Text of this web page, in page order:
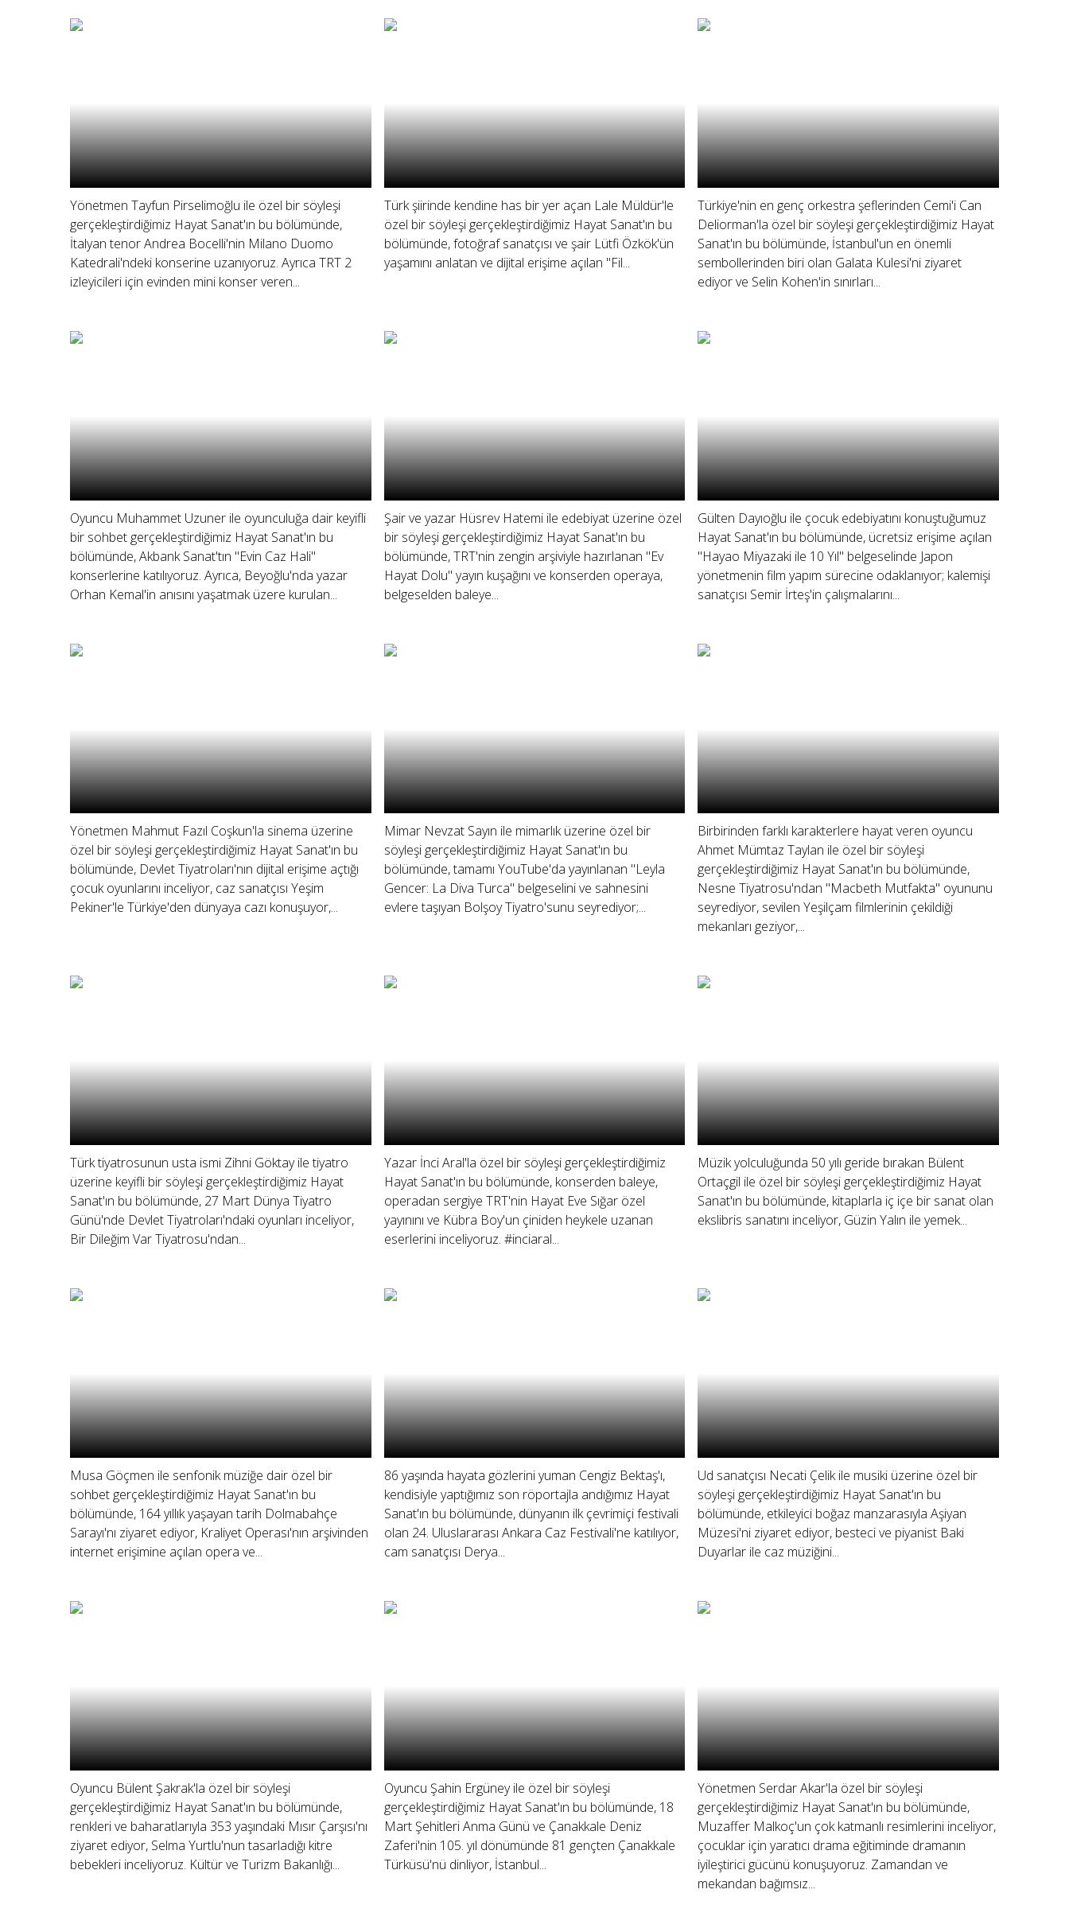
Yönetmen Tayfun Pirselimoğlu ile özel bir söyleşi
gerçekleştirdiğimiz Hayat Sanat'ın bu bölümünde,
İtalyan tenor Andrea Bocelli'nin Milano Duomo
Katedrali'ndeki konserine uzanıyoruz. Ayrıca TRT 2
izleyicileri için evinden mini konser veren...
Türk şiirinde kendine has bir yer açan Lale Müldür'le
özel bir söyleşi gerçekleştirdiğimiz Hayat Sanat'ın bu
bölümünde, fotoğraf sanatçısı ve şair Lütfi Özkök'ün
yaşamını anlatan ve dijital erişime açılan "Fil...
Türkiye'nin en genç orkestra şeflerinden Cemi'i Can
Deliorman'la özel bir söyleşi gerçekleştirdiğimiz Hayat
Sanat'ın bu bölümünde, İstanbul'un en önemli
sembollerinden biri olan Galata Kulesi'ni ziyaret
ediyor ve Selin Kohen'in sınırları...
Oyuncu Muhammet Uzuner ile oyunculuğa dair keyifli
bir sohbet gerçekleştirdiğimiz Hayat Sanat'ın bu
bölümünde, Akbank Sanat'tın "Evin Caz Hali"
konserlerine katılıyoruz. Ayrıca, Beyoğlu'nda yazar
Orhan Kemal'in anısını yaşatmak üzere kurulan...
Şair ve yazar Hüsrev Hatemi ile edebiyat üzerine özel
bir söyleşi gerçekleştirdiğimiz Hayat Sanat'ın bu
bölümünde, TRT'nin zengin arşiviyle hazırlanan "Ev
Hayat Dolu" yayın kuşağını ve konserden operaya,
belgeselden baleye...
Gülten Dayıoğlu ile çocuk edebiyatını konuştuğumuz
Hayat Sanat'ın bu bölümünde, ücretsiz erişime açılan
"Hayao Miyazaki ile 10 Yıl" belgeselinde Japon
yönetmenin film yapım sürecine odaklanıyor; kalemişi
sanatçısı Semir İrteş'in çalışmalarını...
Yönetmen Mahmut Fazıl Coşkun'la sinema üzerine
özel bir söyleşi gerçekleştirdiğimiz Hayat Sanat'ın bu
bölümünde, Devlet Tiyatroları'nın dijital erişime açtığı
çocuk oyunlarını inceliyor, caz sanatçısı Yeşim
Pekiner'le Türkiye'den dünyaya cazı konuşuyor,...
Mimar Nevzat Sayın ile mimarlık üzerine özel bir
söyleşi gerçekleştirdiğimiz Hayat Sanat'ın bu
bölümünde, tamamı YouTube'da yayınlanan "Leyla
Gencer: La Diva Turca" belgeselini ve sahnesini
evlere taşıyan Bolşoy Tiyatro'sunu seyrediyor;...
Birbirinden farklı karakterlere hayat veren oyuncu
Ahmet Mümtaz Taylan ile özel bir söyleşi
gerçekleştirdiğimiz Hayat Sanat'ın bu bölümünde,
Nesne Tiyatrosu'ndan "Macbeth Mutfakta" oyununu
seyrediyor, sevilen Yeşilçam filmlerinin çekildiği
mekanları geziyor,...
Türk tiyatrosunun usta ismi Zihni Göktay ile tiyatro
üzerine keyifli bir söyleşi gerçekleştirdiğimiz Hayat
Sanat'ın bu bölümünde, 27 Mart Dünya Tiyatro
Günü'nde Devlet Tiyatroları'ndaki oyunları inceliyor,
Bir Dileğim Var Tiyatrosu'ndan...
Yazar İnci Aral'la özel bir söyleşi gerçekleştirdiğimiz
Hayat Sanat'ın bu bölümünde, konserden baleye,
operadan sergiye TRT'nin Hayat Eve Sığar özel
yayınını ve Kübra Boy'un çiniden heykele uzanan
eserlerini inceliyoruz. #inciaral...
Müzik yolculuğunda 50 yılı geride bırakan Bülent
Ortaçgil ile özel bir söyleşi gerçekleştirdiğimiz Hayat
Sanat'ın bu bölümünde, kitaplarla iç içe bir sanat olan
ekslibris sanatını inceliyor, Güzin Yalın ile yemek...
Musa Göçmen ile senfonik müziğe dair özel bir
sohbet gerçekleştirdiğimiz Hayat Sanat'ın bu
bölümünde, 164 yıllık yaşayan tarih Dolmabahçe
Sarayı'nı ziyaret ediyor, Kraliyet Operası'nın arşivinden
internet erişimine açılan opera ve...
86 yaşında hayata gözlerini yuman Cengiz Bektaş'ı,
kendisiyle yaptığımız son röportajla andığımız Hayat
Sanat'ın bu bölümünde, dünyanın ilk çevrimiçi festivali
olan 24. Uluslararası Ankara Caz Festivali'ne katılıyor,
cam sanatçısı Derya...
Ud sanatçısı Necati Çelik ile musiki üzerine özel bir
söyleşi gerçekleştirdiğimiz Hayat Sanat'ın bu
bölümünde, etkileyici boğaz manzarasıyla Aşiyan
Müzesi'ni ziyaret ediyor, besteci ve piyanist Baki
Duyarlar ile caz müziğini...
Oyuncu Bülent Şakrak'la özel bir söyleşi
gerçekleştirdiğimiz Hayat Sanat'ın bu bölümünde,
renkleri ve baharatlarıyla 353 yaşındaki Mısır Çarşısı'nı
ziyaret ediyor, Selma Yurtlu'nun tasarladığı kitre
bebekleri inceliyoruz. Kültür ve Turizm Bakanlığı...
Oyuncu Şahin Ergüney ile özel bir söyleşi
gerçekleştirdiğimiz Hayat Sanat'ın bu bölümünde, 18
Mart Şehitleri Anma Günü ve Çanakkale Deniz
Zaferi'nin 105. yıl dönümünde 81 gençten Çanakkale
Türküsü'nü dinliyor, İstanbul...
Yönetmen Serdar Akar'la özel bir söyleşi
gerçekleştirdiğimiz Hayat Sanat'ın bu bölümünde,
Muzaffer Malkoç'un çok katmanlı resimlerini inceliyor,
çocuklar için yaratıcı drama eğitiminde dramanın
iyileştirici gücünü konuşuyoruz. Zamandan ve
mekandan bağımsız...